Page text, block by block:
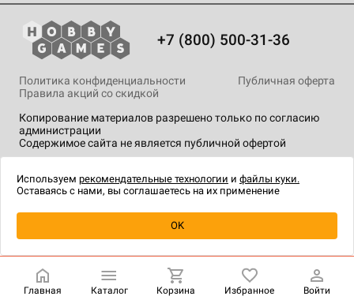
Уведомить о наличии
+7 (800) 500-31-36
Копирование материалов разрешено только по согласию
администрации
Содержимое сайта не является публичной офертой
Политика конфиденциальности
Публичная оферта
Правила акций со скидкой
технологии.
Главная Каталог Корзина Избранное Войти
Используем рекомендательные технологии и файлы куки.
Оставаясь с нами, вы соглашаетесь на их применение
OK